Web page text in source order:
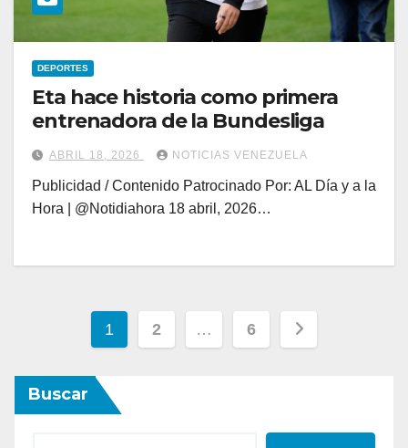
DEPORTES
Eta hace historia como primera
entrenadora de la Bundesliga
ABRIL 18, 2026 NOTICIAS VENEZUELA
Publicidad / Contenido Patrocinado Por: AL Día y a la
Hora | @Notidiahora 18 abril, 2026…
Paginación
de
entradas
1 2 … 6
Buscar